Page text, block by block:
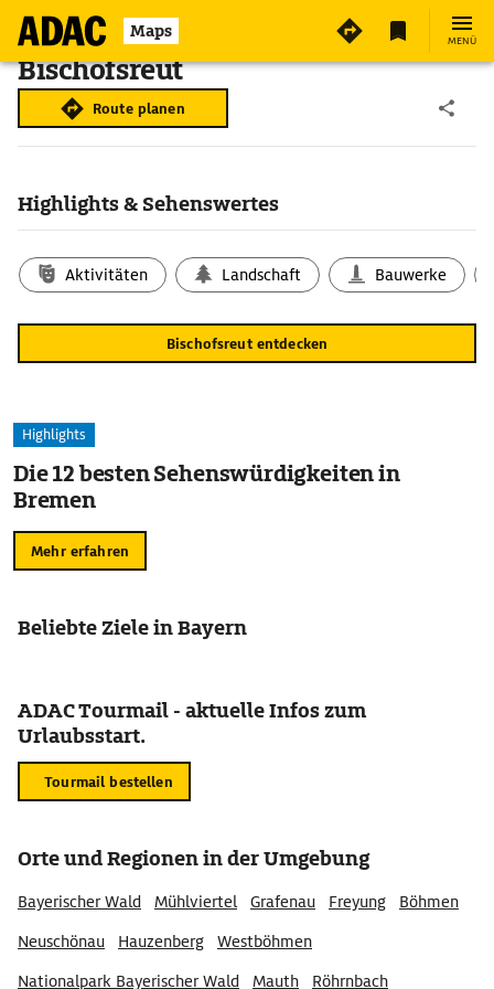
Maps MENÜ
Bischofsreut
Route planen
Highlights & Sehenswertes
Aktivitäten Landschaft Bauwerke
Bischofsreut entdecken
Highlights
Die 12 besten Sehenswürdigkeiten in
Bremen
Mehr erfahren
Beliebte Ziele in Bayern
ADAC Tourmail - aktuelle Infos zum
Urlaubsstart.
Tourmail bestellen
Orte und Regionen in der Umgebung
Bayerischer Wald Mühlviertel Grafenau Freyung
Böhmen
Neuschönau
Hauzenberg
Westböhmen
Nationalpark Bayerischer Wald
Mauth Röhrnbach